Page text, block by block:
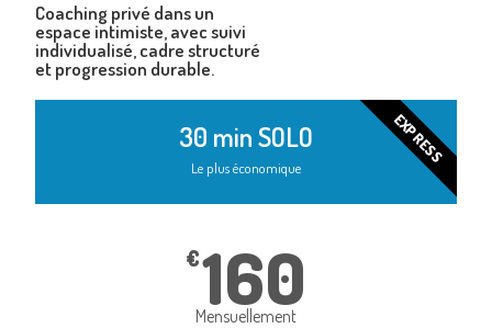
Coaching privé dans un
espace intimiste, avec suivi
individualisé, cadre structuré
et progression durable.
30 min SOLO
Le plus économique
€160
Mensuellement
EXPRESS